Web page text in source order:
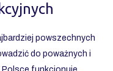
powszechnych
do poważnych i